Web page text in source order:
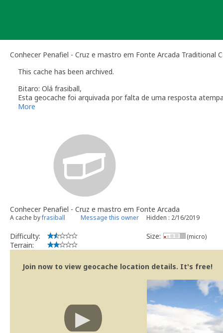
Conhecer Penafiel - Cruz e mastro em Fonte Arcada Traditional
This cache has been archived.
Bitaro: Olá frasiball,
Esta geocache foi arquivada por falta de uma resposta
Verifique a secção das
Geocaching.com Volunteer Geocache Reviewer
Revisor Voluntário em Geocaching.com
More
Conhecer Penafiel - Cruz e mastro em Fonte Arcada
A cache byfrasiball Message this owner Hidden : 2/16/2019
Difficulty:
Terrain:
Size: (micro)
Join now to view geocache location details. It's free!